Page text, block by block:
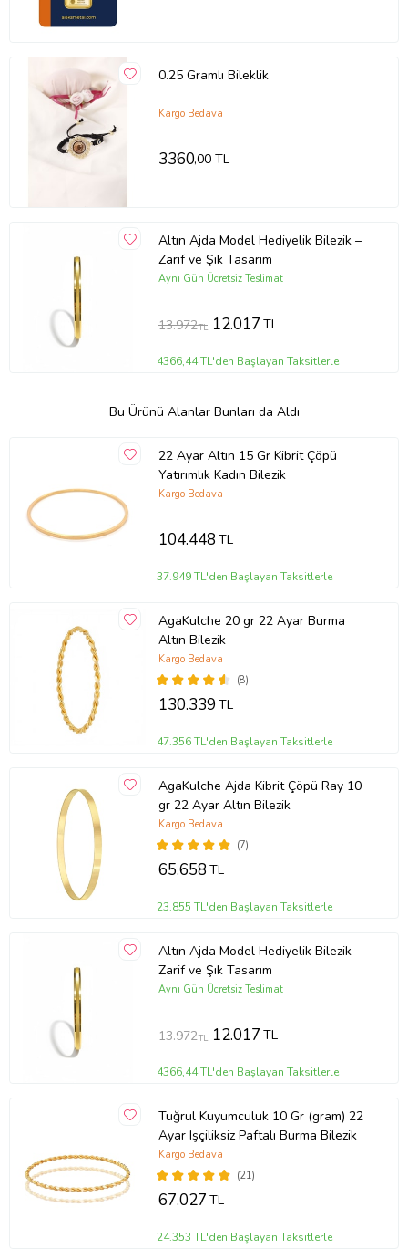
0.25 Gramlı Bileklik
Kargo Bedava
3360,00 TL
Altın Ajda Model Hediyelik Bilezik –
Zarif ve Şık Tasarım
Aynı Gün Ücretsiz Teslimat
13.972TL 12.017TL
4366,44 TL'den Başlayan Taksitlerle
Bu Ürünü Alanlar Bunları da Aldı
22 Ayar Altın 15 Gr Kibrit Çöpü
Yatırımlık Kadın Bilezik
Kargo Bedava
104.448TL
37.949 TL'den Başlayan Taksitlerle
AgaKulche 20 gr 22 Ayar Burma
Altın Bilezik
(8)
Kargo Bedava
130.339TL
47.356 TL'den Başlayan Taksitlerle
AgaKulche Ajda Kibrit Çöpü Ray 10
gr 22 Ayar Altın Bilezik
(7)
Kargo Bedava
65.658TL
23.855 TL'den Başlayan Taksitlerle
Altın Ajda Model Hediyelik Bilezik –
Zarif ve Şık Tasarım
Aynı Gün Ücretsiz Teslimat
13.972TL 12.017TL
4366,44 TL'den Başlayan Taksitlerle
Tuğrul Kuyumculuk 10 Gr (gram) 22
Ayar Işçiliksiz Paftalı Burma Bilezik
(21)
Kargo Bedava
67.027TL
24.353 TL'den Başlayan Taksitlerle